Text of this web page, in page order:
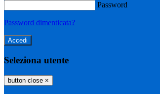
Password
Password dimenticata?
Seleziona utente
button close ×